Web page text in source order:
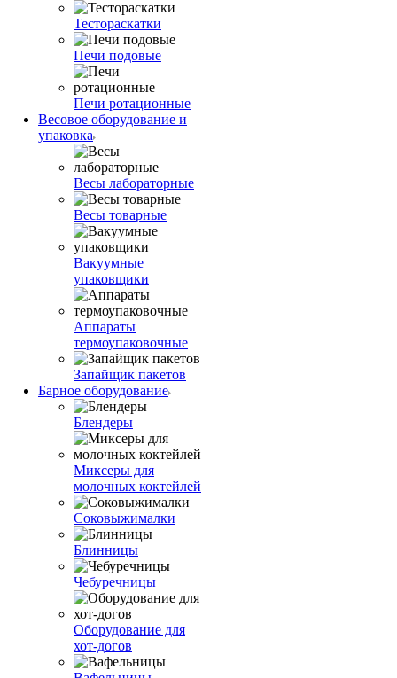
Тестораскатки
Печи подовые
Печи ротационные
Весовое оборудование и
упаковка
Весы лабораторные
Весы товарные
Вакуумные
упаковщики
Аппараты
термоупаковочные
Запайщик пакетов
Барное оборудование
Блендеры
Миксеры для
молочных коктейлей
Соковыжималки
Блинницы
Чебуречницы
Оборудование для
хот-догов